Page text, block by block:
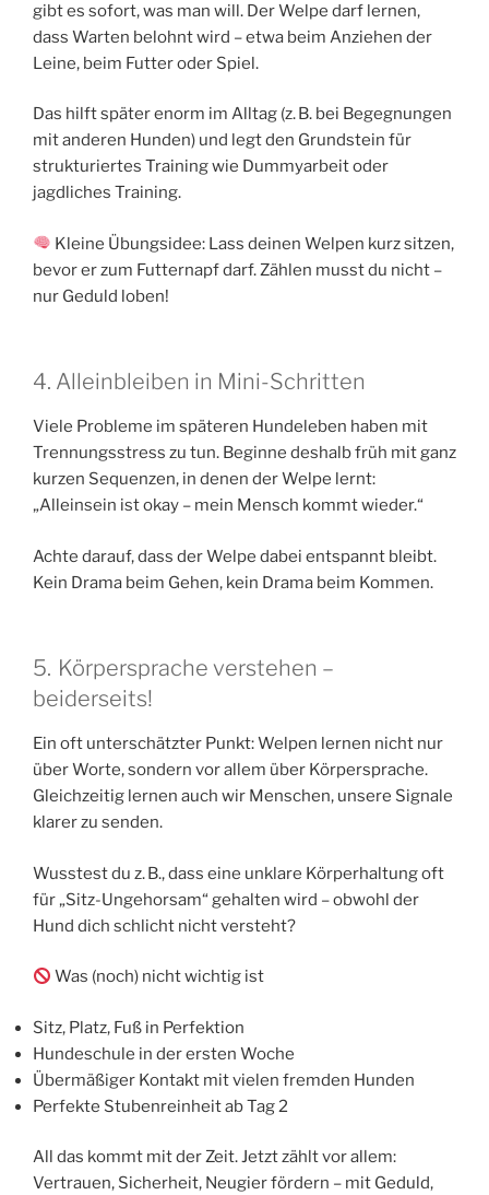
gibt es sofort, was man will. Der Welpe darf lernen,
dass Warten belohnt wird – etwa beim Anziehen der
Leine, beim Futter oder Spiel.
Das hilft später enorm im Alltag (z. B. bei Begegnungen
mit anderen Hunden) und legt den Grundstein für
strukturiertes Training wie Dummyarbeit oder
jagdliches Training.
Kleine Übungsidee: Lass deinen Welpen kurz sitzen,
bevor er zum Futternapf darf. Zählen musst du nicht –
nur Geduld loben!
4. Alleinbleiben in Mini-Schritten
Viele Probleme im späteren Hundeleben haben mit
Trennungsstress zu tun. Beginne deshalb früh mit ganz
kurzen Sequenzen, in denen der Welpe lernt:
„Alleinsein ist okay – mein Mensch kommt wieder.“
Achte darauf, dass der Welpe dabei entspannt bleibt.
Kein Drama beim Gehen, kein Drama beim Kommen.
5. Körpersprache verstehen –
beiderseits!
Ein oft unterschätzter Punkt: Welpen lernen nicht nur
über Worte, sondern vor allem über Körpersprache.
Gleichzeitig lernen auch wir Menschen, unsere Signale
klarer zu senden.
Wusstest du z. B., dass eine unklare Körperhaltung oft
für „Sitz-Ungehorsam“ gehalten wird – obwohl der
Hund dich schlicht nicht versteht?
Was (noch) nicht wichtig ist
Sitz, Platz, Fuß in Perfektion
Hundeschule in der ersten Woche
Übermäßiger Kontakt mit vielen fremden Hunden
Perfekte Stubenreinheit ab Tag 2
All das kommt mit der Zeit. Jetzt zählt vor allem:
Vertrauen, Sicherheit, Neugier fördern – mit Geduld,